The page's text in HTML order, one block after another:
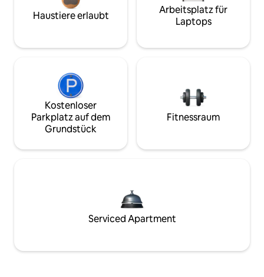
Haustiere erlaubt
Arbeitsplatz für
Laptops
Kostenloser
Parkplatz auf dem
Grundstück
Fitnessraum
Serviced Apartment